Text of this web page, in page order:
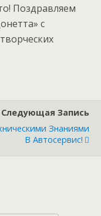
Поздравляем
с
Следующая Запись
Знаниями
В Автосервис!